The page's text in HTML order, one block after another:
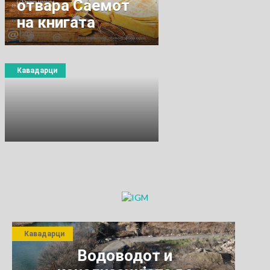
отвара Саемот
на книгата
Кавадарци
Водоводот и
Кавадарци